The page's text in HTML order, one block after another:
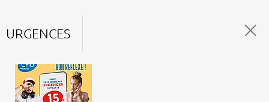
URGENCES